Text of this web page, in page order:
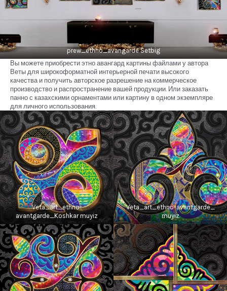
prew_ethno_avangarde Setbig
Вы можете приобрести этно авангард картины файлами у автора
Веты для широкоформатной интерьерной печати высокого
качества и получить авторское разрешение на коммерческое
производство и распространение вашей продукции. Или заказать
панно с казахскими орнаментами или картину в одном экземпляре
для личного использования.
Veta_art_ethno-
avantgarde_Koshkar muyiz
Veta_art_ethno-avantgarde_
muyiz